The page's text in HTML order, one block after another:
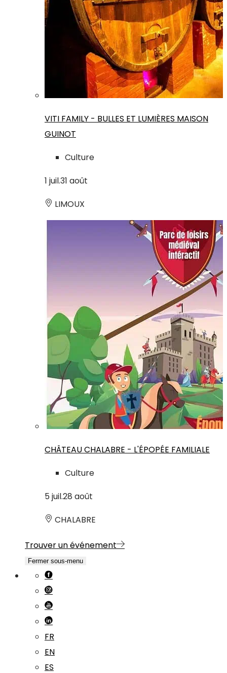
VITI FAMILY - BULLES ET LUMIÈRES MAISON
GUINOT
Culture
1 juil.31 août
LIMOUX
CHÂTEAU CHALABRE - L'ÉPOPÉE FAMILIALE
Culture
5 juil.28 août
CHALABRE
Trouver un événement
Fermer sous-menu
FR
EN
ES